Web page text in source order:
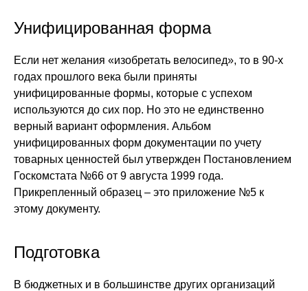
Унифицированная форма
Если нет желания «изобретать велосипед», то в 90-х
годах прошлого века были приняты
унифицированные формы, которые с успехом
используются до сих пор. Но это не единственно
верный вариант оформления. Альбом
унифицированных форм документации по учету
товарных ценностей был утвержден Постановлением
Госкомстата №66 от 9 августа 1999 года.
Прикрепленный образец – это приложение №5 к
этому документу.
Подготовка
В бюджетных и в большинстве других организаций